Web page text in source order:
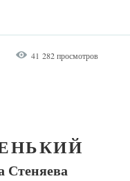
41 282 просмотров
Стеняева